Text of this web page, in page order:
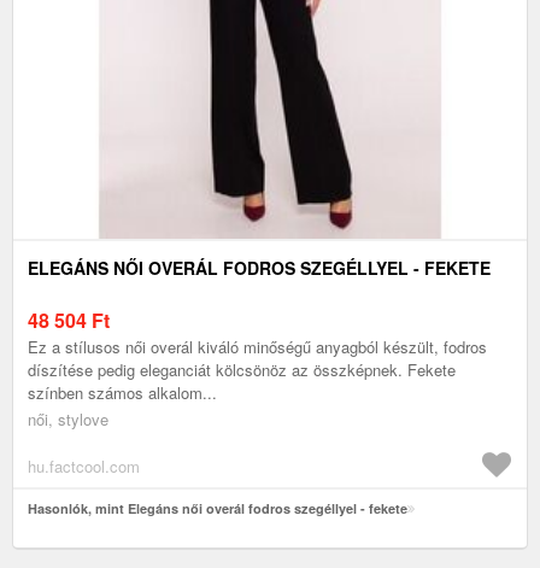
ELEGÁNS NŐI OVERÁL FODROS SZEGÉLLYEL - FEKETE
48 504 Ft
Ez a stílusos női overál kiváló minőségű anyagból készült, fodros
díszítése pedig eleganciát kölcsönöz az összképnek. Fekete
színben számos alkalom...
női, stylove
hu.factcool.com
Hasonlók, mint Elegáns női overál fodros szegéllyel - fekete